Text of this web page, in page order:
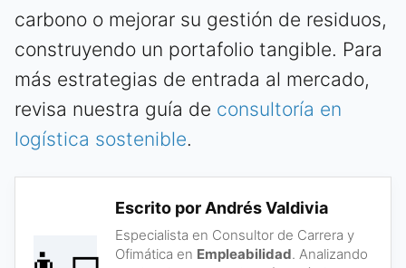
carbono o mejorar su gestión de residuos,
construyendo un portafolio tangible. Para
más estrategias de entrada al mercado,
revisa nuestra guía de consultoría en
logística sostenible.
Escrito por Andrés Valdivia
Especialista en Consultor de Carrera y
Ofimática en Empleabilidad. Analizando